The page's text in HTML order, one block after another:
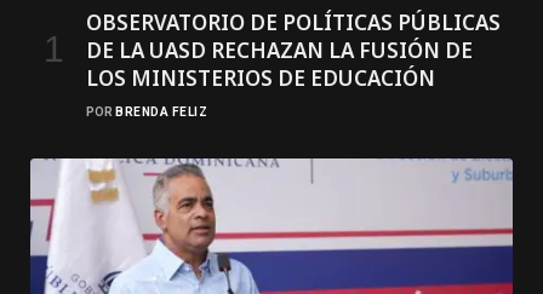
OBSERVATORIO DE POLÍTICAS PÚBLICAS
DE LA UASD RECHAZAN LA FUSIÓN DE
LOS MINISTERIOS DE EDUCACIÓN
POR BRENDA FELIZ